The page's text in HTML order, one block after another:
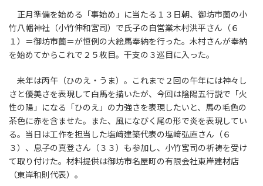
正月準備を始める「事始め」に当たる１３日朝、御坊市薗の小
竹八幡神社（小竹伸和宮司）で氏子の自営業木村洪平さん（６
１）＝御坊市薗＝が恒例の大絵馬奉納を行った。木村さんが奉納
を始めてからこれで２５枚目。干支の３巡目に入った。
来年は丙午（ひのえ・うま）。これまで２回の午年には神々し
さと優美さを表現して白馬を描いたが、今回は陰陽五行説で「火
性の陽」になる「ひのえ」の力強さを表現したいと、馬の毛色の
茶色に赤を含ませた。また、風になびく尾の形で炎を表現してい
る。当日は工作を担当した塩﨑建築代表の塩﨑弘直さん（６
３）、息子の真登さん（３３）も参加し、小竹宮司の祈祷を受け
て取り付けた。材料提供は御坊市名屋町の有限会社東岸建材店
（東岸和則代表）。